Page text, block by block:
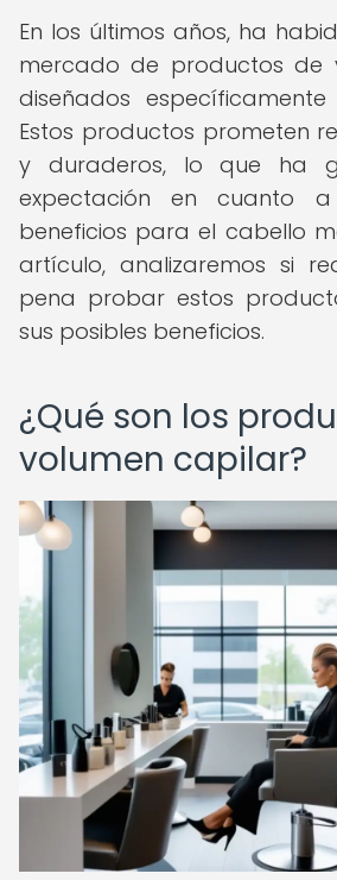
En los últimos años, ha
mercado de productos de
diseñados
Estos productos prometen
y duraderos, lo que ha
expectación en cuanto
beneficios para el cabello
artículo, analizaremos si
pena probar estos
sus posibles beneficios.
¿Qué son los
volumen capilar?